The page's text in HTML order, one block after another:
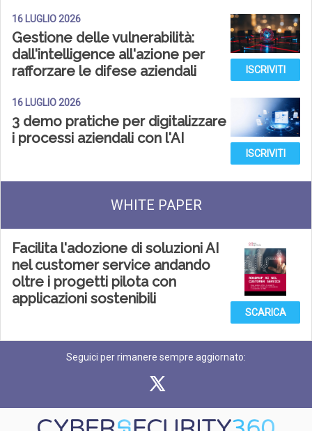
16 LUGLIO 2026
Gestione delle vulnerabilità:
dall'intelligence all'azione per
rafforzare le difese aziendali
ISCRIVITI
16 LUGLIO 2026
3 demo pratiche per digitalizzare
i processi aziendali con l'AI
ISCRIVITI
WHITE PAPER
Facilita l'adozione di soluzioni AI
nel customer service andando
oltre i progetti pilota con
applicazioni sostenibili
SCARICA
Seguici per rimanere sempre aggiornato: